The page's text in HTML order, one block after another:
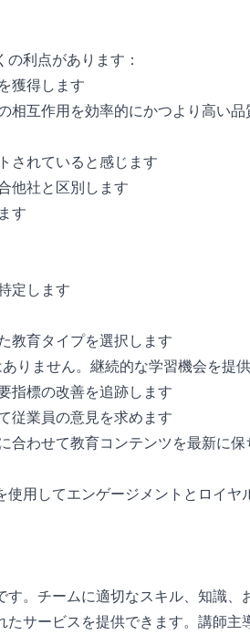
利点があります：
獲得します
相互作用を効率的にかつより高い品
されていると感じます
他社と区別します
す
定します
教育タイプを選択します
りません。継続的な学習機会を提
指標の改善を追跡します
従業員の意見を求めます
合わせて教育コンテンツを最新に保
用してエンゲージメントとロイヤ
。チームに適切なスキル、知識、
サービスを提供できます。講師主